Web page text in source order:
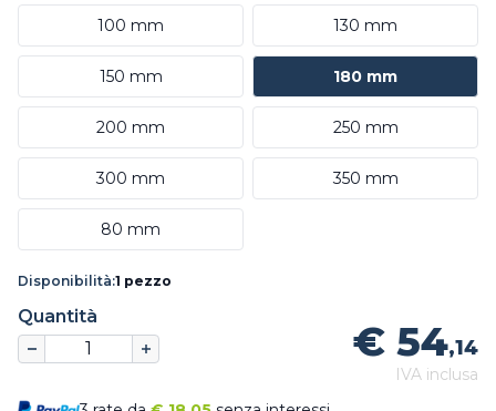
100 mm 130 mm
150 mm 180 mm
200 mm 250 mm
300 mm 350 mm
80 mm
Disponibilità:1 pezzo
Quantità
€ 54,14
IVA inclusa